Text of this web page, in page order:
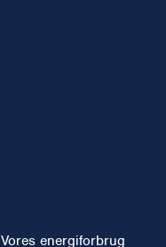
Vores energiforbrug